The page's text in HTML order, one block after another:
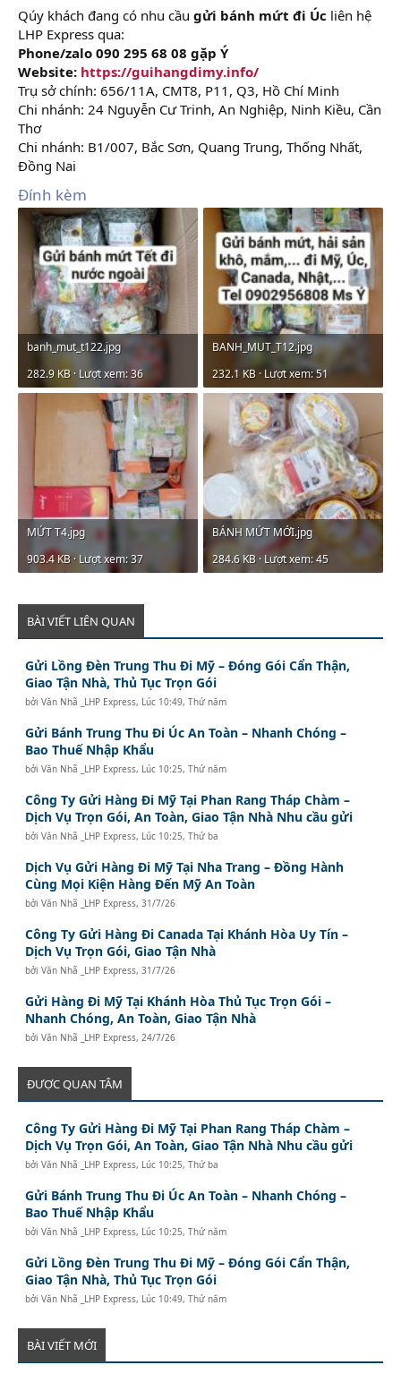
Qúy khách đang có nhu cầu gửi bánh mứt đi Úc liên hệ
LHP Express qua:
Phone/zalo 090 295 68 08 gặp Ý
Website: https://guihangdimy.info/
Trụ sở chính: 656/11A, CMT8, P11, Q3, Hồ Chí Minh
Chi nhánh: 24 Nguyễn Cư Trinh, An Nghiệp, Ninh Kiều, Cần
Thơ
Chi nhánh: B1/007, Bắc Sơn, Quang Trung, Thống Nhất,
Đồng Nai
Đính kèm
banh_mut_t122.jpg
282.9 KB · Lượt xem: 36
BANH_MUT_T12.jpg
232.1 KB · Lượt xem: 51
MỨT T4.jpg
903.4 KB · Lượt xem: 37
BÁNH MỨT MỚI.jpg
284.6 KB · Lượt xem: 45
BÀI VIẾT LIÊN QUAN
Gửi Lồng Đèn Trung Thu Đi Mỹ – Đóng Gói Cẩn Thận,
Giao Tận Nhà, Thủ Tục Trọn Gói
bởiVăn Nhã _LHP Express, Lúc 10:49, Thứ năm
Gửi Bánh Trung Thu Đi Úc An Toàn – Nhanh Chóng –
Bao Thuế Nhập Khẩu
bởiVăn Nhã _LHP Express, Lúc 10:25, Thứ năm
Công Ty Gửi Hàng Đi Mỹ Tại Phan Rang Tháp Chàm –
Dịch Vụ Trọn Gói, An Toàn, Giao Tận Nhà Nhu cầu gửi
bởiVăn Nhã _LHP Express, Lúc 10:25, Thứ ba
Dịch Vụ Gửi Hàng Đi Mỹ Tại Nha Trang – Đồng Hành
Cùng Mọi Kiện Hàng Đến Mỹ An Toàn
bởiVăn Nhã _LHP Express,31/7/26
Công Ty Gửi Hàng Đi Canada Tại Khánh Hòa Uy Tín –
Dịch Vụ Trọn Gói, Giao Tận Nhà
bởiVăn Nhã _LHP Express,31/7/26
Gửi Hàng Đi Mỹ Tại Khánh Hòa Thủ Tục Trọn Gói –
Nhanh Chóng, An Toàn, Giao Tận Nhà
bởiVăn Nhã _LHP Express,24/7/26
ĐƯỢC QUAN TÂM
Công Ty Gửi Hàng Đi Mỹ Tại Phan Rang Tháp Chàm –
Dịch Vụ Trọn Gói, An Toàn, Giao Tận Nhà Nhu cầu gửi
bởiVăn Nhã _LHP Express, Lúc 10:25, Thứ ba
Gửi Bánh Trung Thu Đi Úc An Toàn – Nhanh Chóng –
Bao Thuế Nhập Khẩu
bởiVăn Nhã _LHP Express, Lúc 10:25, Thứ năm
Gửi Lồng Đèn Trung Thu Đi Mỹ – Đóng Gói Cẩn Thận,
Giao Tận Nhà, Thủ Tục Trọn Gói
bởiVăn Nhã _LHP Express, Lúc 10:49, Thứ năm
BÀI VIẾT MỚI